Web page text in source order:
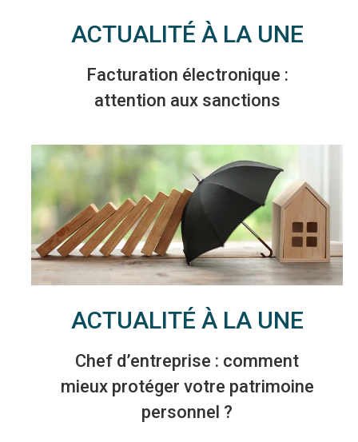
ACTUALITÉ À LA UNE
Facturation électronique :
attention aux sanctions
ACTUALITÉ À LA UNE
Chef d’entreprise : comment
mieux protéger votre patrimoine
personnel ?